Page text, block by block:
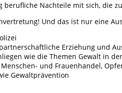
berufliche Nachteile mit sich, die
Und das ist nur eine
Erziehung und
wie die Themen Gewalt in
und Frauenhandel,
Gewaltprävention